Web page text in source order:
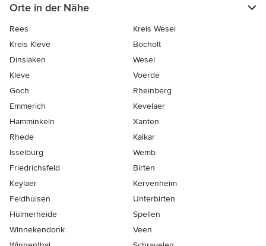
Orte in der Nähe
Rees
Kreis Wesel
Kreis Kleve
Bocholt
Dinslaken
Wesel
Kleve
Voerde
Goch
Rheinberg
Emmerich
Kevelaer
Hamminkeln
Xanten
Rhede
Kalkar
Isselburg
Wemb
Friedrichsfeld
Birten
Keylaer
Kervenheim
Feldhuisen
Unterbirten
Hülmerheide
Spellen
Winnekendonk
Veen